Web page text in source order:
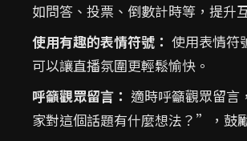
如問答、投票、倒數計時等，提升
使用有趣的表情符號： 使用表情符
可以讓直播氛圍更輕鬆愉快。
呼籲觀眾留言： 適時呼籲觀眾留
家對這個話題有什麼想法？”，鼓